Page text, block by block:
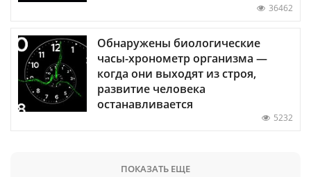
36462
Обнаружены биологические
часы-хронометр организма —
когда они выходят из строя,
развитие человека
останавливается
5232
ПОКАЗАТЬ ЕЩЕ